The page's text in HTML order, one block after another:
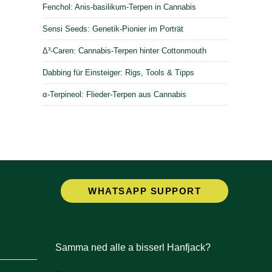
Fenchol: Anis-basilikum-Terpen in Cannabis
Sensi Seeds: Genetik-Pionier im Porträt
Δ³-Caren: Cannabis-Terpen hinter Cottonmouth
Dabbing für Einsteiger: Rigs, Tools & Tipps
α-Terpineol: Flieder-Terpen aus Cannabis
WHATSAPP SUPPORT
Opens
Samma ned alle a bisserl Hanfjack?